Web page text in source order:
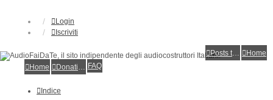
Login
Iscriviti
Posts toplist
Home
Home
Donations FAQ
Indice